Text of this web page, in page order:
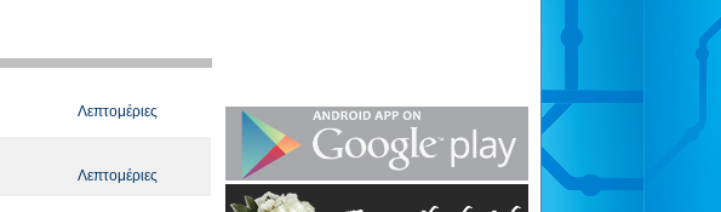
Λεπτομέριες
Λεπτομέριες